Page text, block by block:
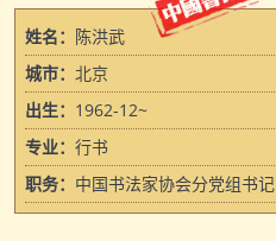
姓名： 陈洪武
城市： 北京
出生： 1962-12~
专业： 行书
职务： 中国书法家协会分党组书记